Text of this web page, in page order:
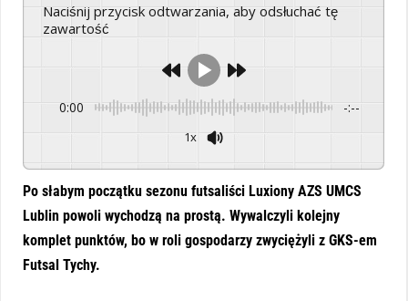
Naciśnij przycisk odtwarzania, aby odsłuchać tę
zawartość
0:00 -:--
1x
Po słabym początku sezonu futsaliści Luxiony AZS UMCS
Lublin powoli wychodzą na prostą. Wywalczyli kolejny
komplet punktów, bo w roli gospodarzy zwyciężyli z GKS-em
Futsal Tychy.